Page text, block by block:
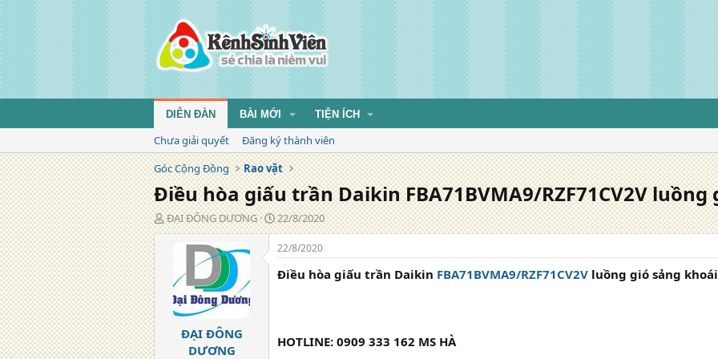
DIỄN ĐÀN BÀI MỚI TIỆN ÍCH
Chưa giải quyết
Đăng ký thành viên
Góc Cộng Đồng
Rao vặt
Điều hòa giấu trần Daikin FBA71BVMA9/RZF71CV2V
T
á
ĐẠI ĐÔNG DƯƠNG
N
g
à
y
đ
22/8/2020
ĐẠI ĐÔNG
DƯƠNG
22/8/2020
Điều hòa giấu trần Daikin FBA71BVMA9/RZF71CV2V luồng gió sảng khoái
HOTLINE: 0909 333 162 MS HÀ